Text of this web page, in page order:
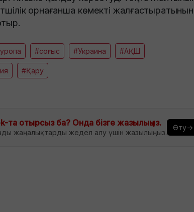
орнағанша көмекті жалғастыратынын
#соғыс #Украина #АҚШ
#Қару
та отырсыз ба? Онда бізге жазылыңыз.
жаңалықтарды жедел алу үшін жазылыңыз.
Өту→